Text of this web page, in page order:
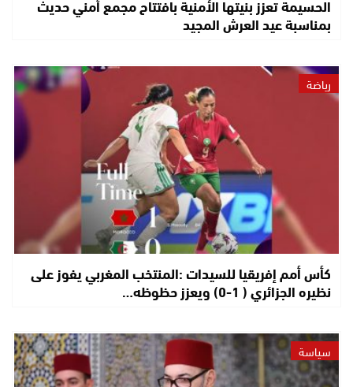
بمناسبة عيد العرش المجيد
رياضة
كأس أمم إفريقيا للسيدات :المنتخب المغربي يفوز على
نظيره الجزائري ( 1-0) ويعزز حظوظه…
سياسة